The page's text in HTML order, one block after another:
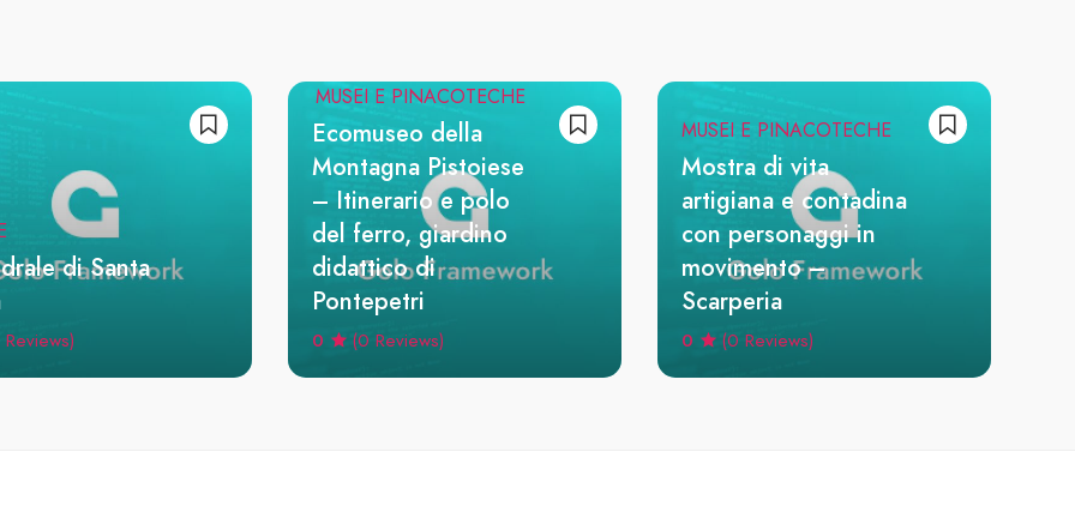
di Santa
MUSEI E PINACOTECHE
Ecomuseo della
Montagna Pistoiese
– Itinerario e polo
del ferro, giardino
didattico di
Pontepetri
0 (0 Reviews)
MUSEI E PINACOTECHE
Mostra di vita
artigiana e contadina
con personaggi in
movimento –
Scarperia
0 (0 Reviews)